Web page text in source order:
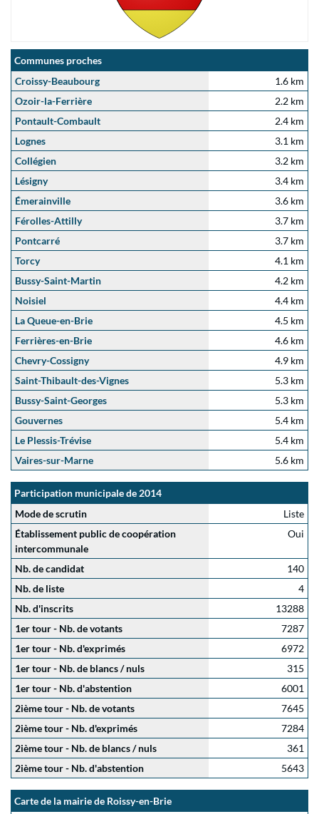
Communes proches
Croissy-Beaubourg
1.6 km
Ozoir-la-Ferrière
2.2 km
Pontault-Combault
2.4 km
Lognes
3.1 km
Collégien
3.2 km
Lésigny
3.4 km
Émerainville
3.6 km
Férolles-Attilly
3.7 km
Pontcarré
3.7 km
Torcy
4.1 km
Bussy-Saint-Martin
4.2 km
Noisiel
4.4 km
La Queue-en-Brie
4.5 km
Ferrières-en-Brie
4.6 km
Chevry-Cossigny
4.9 km
Saint-Thibault-des-Vignes
5.3 km
Bussy-Saint-Georges
5.3 km
Gouvernes
5.4 km
Le Plessis-Trévise
5.4 km
Vaires-sur-Marne
5.6 km
Participation municipale de 2014
Mode de scrutin
Liste
Établissement public de coopération
intercommunale
Oui
Nb. de candidat
140
Nb. de liste
4
Nb. d'inscrits
13288
1er tour - Nb. de votants
7287
1er tour - Nb. d'exprimés
6972
1er tour - Nb. de blancs / nuls
315
1er tour - Nb. d'abstention
6001
2ième tour - Nb. de votants
7645
2ième tour - Nb. d'exprimés
7284
2ième tour - Nb. de blancs / nuls
361
2ième tour - Nb. d'abstention
5643
Carte de la mairie de Roissy-en-Brie